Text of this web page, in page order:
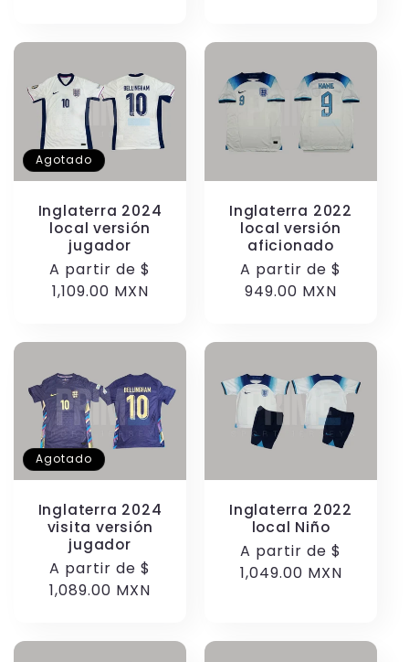
Agotado
Inglaterra 2024
local versión
jugador
Precio
habitual
A partir de $
1,109.00 MXN
Inglaterra 2022
local versión
aficionado
Precio
habitual
A partir de $
949.00 MXN
Agotado
Inglaterra 2024
visita versión
jugador
Precio
habitual
A partir de $
1,089.00 MXN
Inglaterra 2022
local Niño
Precio
habitual
A partir de $
1,049.00 MXN